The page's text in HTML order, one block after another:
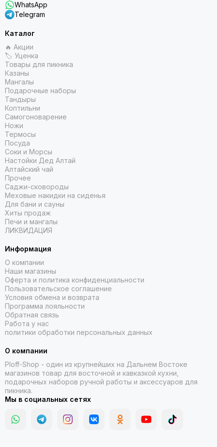
WhatsApp
Telegram
Каталог
🔥 Акции
🏷 Уценка
Товары для пикника
Казаны
Мангалы
Подарочные наборы
Тандыры
Коптильни
Самогоноварение
Ножи
Термосы
Посуда
Соки и Морсы
Настойки Дед Алтай
Алтайский чай
Прочее
Саджи-сковороды
Меховые накидки на сиденья
Для бани и сауны
Хиты продаж
Печи и мангалы
ЛИКВИДАЦИЯ
Информация
О компании
Наши магазины
Оферта и политика конфиденциальности
Пользовательское соглашение
Условия обмена и возврата
Программа лояльности
Обратная связь
Работа у нас
политики обработки персональных данных
О компании
Ploff-Shop - один из крупнейших на Дальнем Востоке
магазинов товар для восточной и кавказкой кухни,
подарочных наборов ручной работы и аксессуаров для
пикника.
Мы в социальных сетях